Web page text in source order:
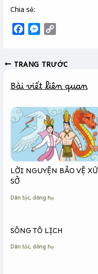
Chia sẻ:
e
o
k
M
s
n
e
r
y
i
k
TRANG TRƯỚC
Bài viết liên quan
LỜI NGUYỆN BẢO VỆ XỨ
SỞ
Dân tộc, dòng họ
SÔNG TÔ LỊCH
Dân tộc, dòng họ